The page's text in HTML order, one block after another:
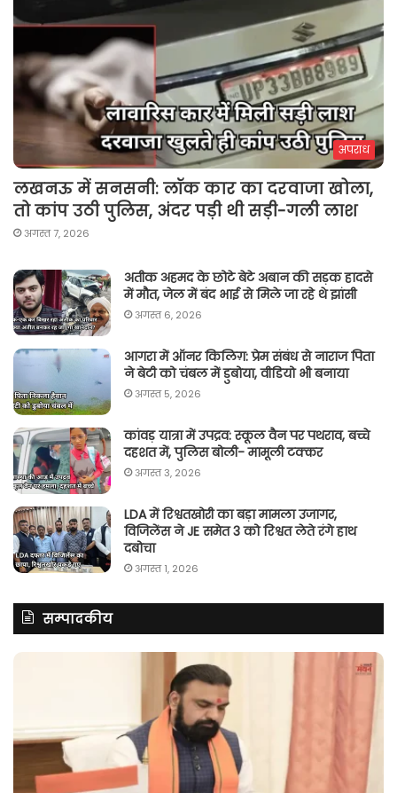
अपराध
लखनऊ में सनसनी: लॉक कार का दरवाजा खोला,
तो कांप उठी पुलिस, अंदर पड़ी थी सड़ी-गली लाश
अगस्त 7, 2026
अतीक अहमद के छोटे बेटे अबान की सड़क हादसे
में मौत, जेल में बंद भाई से मिले जा रहे थे झांसी
अगस्त 6, 2026
आगरा में ऑनर किलिग़: प्रेम संबंध से नाराज पिता
ने बेटी को चंबल में डुबोया, वीडियो भी बनाया
अगस्त 5, 2026
कांवड़ यात्रा में उपद्रव: स्कूल वैन पर पथराव, बच्चे
दहशत में, पुलिस बोली- मामूली टक्कर
अगस्त 3, 2026
LDA में रिश्वतखोरी का बड़ा मामला उजागर,
विजिलेंस ने JE समेत 3 को रिश्वत लेते रंगे हाथ
दबोचा
अगस्त 1, 2026
सम्पादकीय